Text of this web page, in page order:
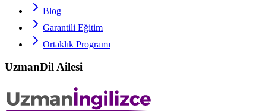
Blog
Garantili Eğitim
Ortaklık Programı
UzmanDil Ailesi